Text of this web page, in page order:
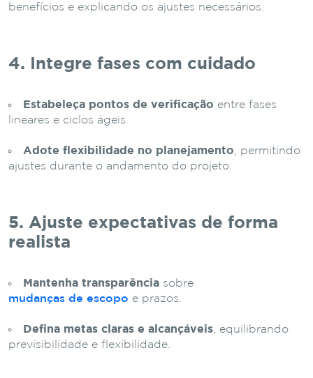
benefícios e explicando os ajustes necessários.
4. Integre fases com cuidado
Estabeleça pontos de verificação entre fases
lineares e ciclos ágeis.
Adote flexibilidade no planejamento , permitindo
ajustes durante o andamento do projeto.
5. Ajuste expectativas de forma
realista
Mantenha transparência sobre
mudanças de escopo e prazos.
Defina metas claras e alcançáveis , equilibrando
previsibilidade e flexibilidade.